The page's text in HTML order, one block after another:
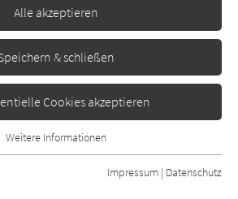
Mai 2022 0
Alle akzeptieren
& schließen
Cookies akzeptieren
für grundlegende Funktionen der
ist gewährleistet, dass die Webseite
Weitere Informationen
Impressum | Datenschutz